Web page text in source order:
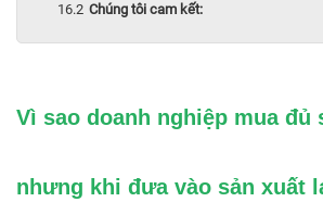
Chúng tôi cam kết:
Vì sao doanh nghiệp mua
nhưng khi đưa vào sản xuất